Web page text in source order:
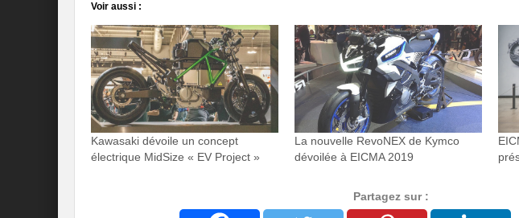
Voir aussi :
Kawasaki dévoile un concept
électrique MidSize « EV Project »
La nouvelle RevoNEX de Kymco
dévoilée à EICMA 2019
Partagez sur :